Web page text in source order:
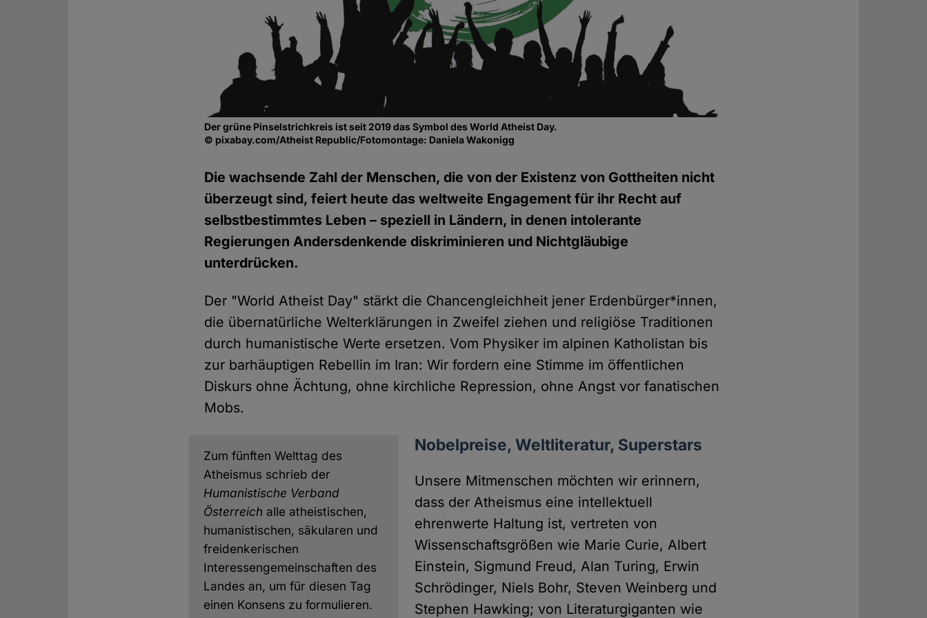
Der grüne Pinselstrichkreis ist seit 2019 das Symbol des World Atheist Day.
© pixabay.com/Atheist Republic/Fotomontage: Daniela Wakonigg
Die wachsende Zahl der Menschen, die von der Existenz von Gottheiten nicht
überzeugt sind, feiert heute das weltweite Engagement für ihr Recht auf
selbstbestimmtes Leben – speziell in Ländern, in denen intolerante
Regierungen Andersdenkende diskriminieren und Nichtgläubige
unterdrücken.
Der "World Atheist Day" stärkt die Chancengleichheit jener Erdenbürger*innen,
die übernatürliche Welterklärungen in Zweifel ziehen und religiöse Traditionen
durch humanistische Werte ersetzen. Vom Physiker im alpinen Katholistan bis
zur barhäuptigen Rebellin im Iran: Wir fordern eine Stimme im öffentlichen
Diskurs ohne Ächtung, ohne kirchliche Repression, ohne Angst vor fanatischen
Mobs.
Zum fünften Welttag des
Atheismus schrieb der
Humanistische Verband
Österreich alle atheistischen,
humanistischen, säkularen und
freidenkerischen
Interessengemeinschaften des
Landes an, um für diesen Tag
einen Konsens zu formulieren.
Nobelpreise, Weltliteratur, Superstars
Unsere Mitmenschen möchten wir erinnern,
dass der Atheismus eine intellektuell
ehrenwerte Haltung ist, vertreten von
Wissenschaftsgrößen wie Marie Curie, Albert
Einstein, Sigmund Freud, Alan Turing, Erwin
Schrödinger, Niels Bohr, Steven Weinberg und
Stephen Hawking; von Literaturgiganten wie